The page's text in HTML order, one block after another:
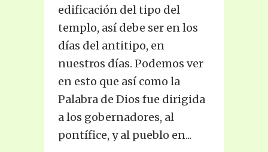
edificación del tipo del
templo, así debe ser en los
días del antitipo, en
nuestros días. Podemos ver
en esto que así como la
Palabra de Dios fue dirigida
a los gobernadores, al
pontífice, y al pueblo en...